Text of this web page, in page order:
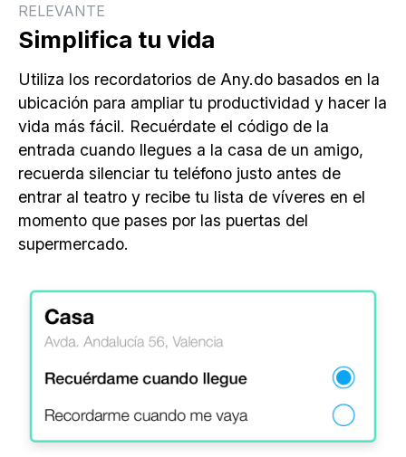
RELEVANTE
Simplifica tu vida
Utiliza los recordatorios de Any.do basados en la
ubicación para ampliar tu productividad y hacer la
vida más fácil. Recuérdate el código de la
entrada cuando llegues a la casa de un amigo,
recuerda silenciar tu teléfono justo antes de
entrar al teatro y recibe tu lista de víveres en el
momento que pases por las puertas del
supermercado.